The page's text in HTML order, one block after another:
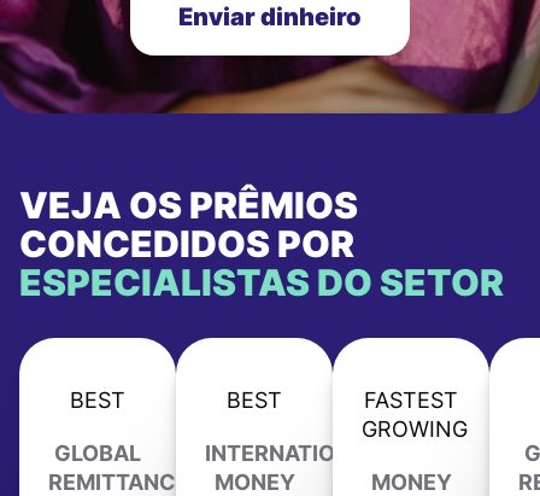
Enviar dinheiro
VEJA OS PRÊMIOS
CONCEDIDOS POR
ESPECIALISTAS DO SETOR
BEST
GLOBAL
REMITTANCE
BEST
INTERNATIONAL
MONEY
FASTEST
GROWING
MONEY